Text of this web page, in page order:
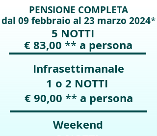
PENSIONE COMPLETA
dal 09 febbraio al 23 marzo 2024*
5 NOTTI
€ 83,00 ** a persona
Infrasettimanale
1 o 2 NOTTI
€ 90,00 ** a persona
Weekend